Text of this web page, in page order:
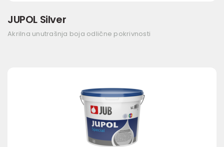
JUPOL Silver
Akrilna unutrašnja boja odlične pokrivnosti